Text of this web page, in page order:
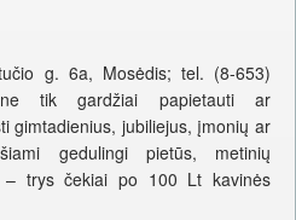
g. 6a, Mosėdis; tel. (8-653)
tik gardžiai papietauti ar
gimtadienius, jubiliejus, įmonių ar
gedulingi pietūs, metinių
– trys čekiai po 100 Lt kavinės